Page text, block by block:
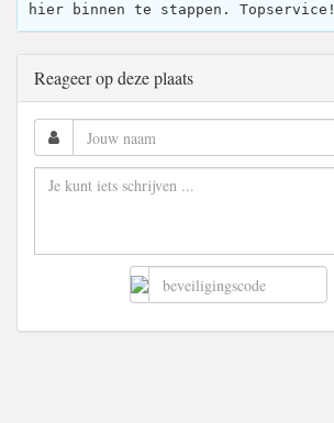
hier binnen te stappen. Topservice!
Reageer op deze plaats